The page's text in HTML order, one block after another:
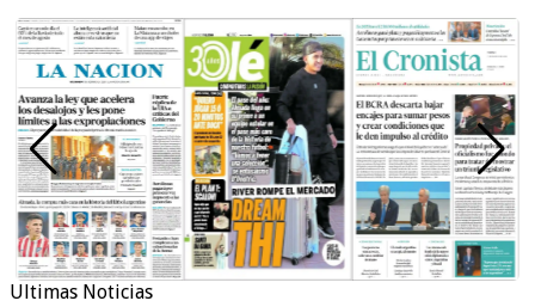
Ultimas Noticias